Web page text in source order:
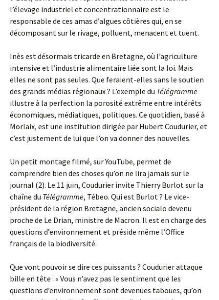
l’élevage industriel et concentrationnaire est le
responsable de ces amas d’algues côtières qui, en se
décomposant sur le rivage, polluent, menacent et tuent.
Inès est désormais tricarde en Bretagne, où l’agriculture
intensive et l’industrie alimentaire liée sont la loi. Mais
elles ne sont pas seules. Que feraient-elles sans le soutien
des grands médias régionaux ? L’exemple du Télégramme
illustre à la perfection la porosité extrême entre intérêts
économiques, médiatiques, politiques. Ce quotidien, basé à
Morlaix, est une institution dirigée par Hubert Coudurier, et
c’est justement de lui que l’on va donner des nouvelles.
Un petit montage filmé, sur YouTube, permet de
comprendre bien des choses qu’on ne lira jamais sur le
journal (2). Le 11 juin, Coudurier invite Thierry Burlot sur la
chaîne du Télégramme, Tébeo. Qui est Burlot ? Le vice-
président de la région Bretagne, ancien socialo devenu
proche de Le Drian, ministre de Macron. Il est en charge des
questions d’environnement et préside même l’Office
français de la biodiversité.
Que vont pouvoir se dire ces puissants ? Coudurier attaque
bille en tête : « Vous n’avez pas le sentiment que les
questions d’environnement sont devenues taboues, qu’on